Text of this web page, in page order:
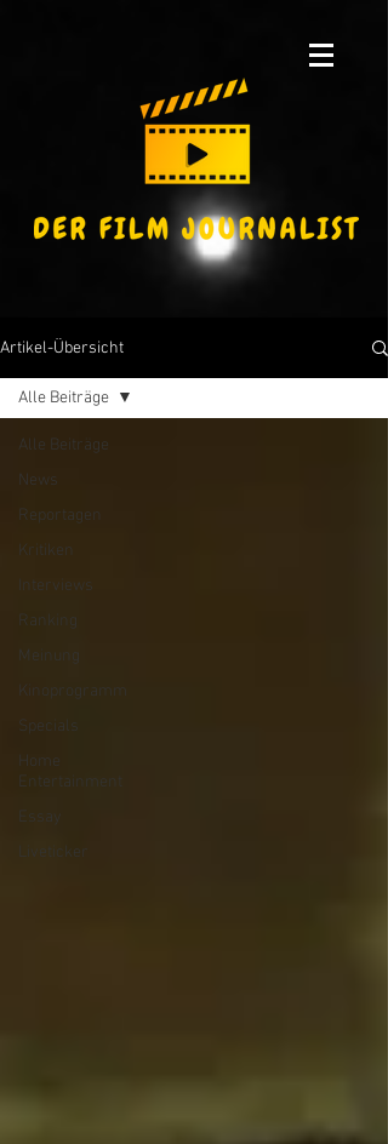
Artikel-Übersicht
Alle Beiträge
News
Reportagen
Kritiken
Interviews
Ranking
Meinung
Kinoprogramm
Specials
Home
Entertainment
Essay
Liveticker
Alle Beiträge